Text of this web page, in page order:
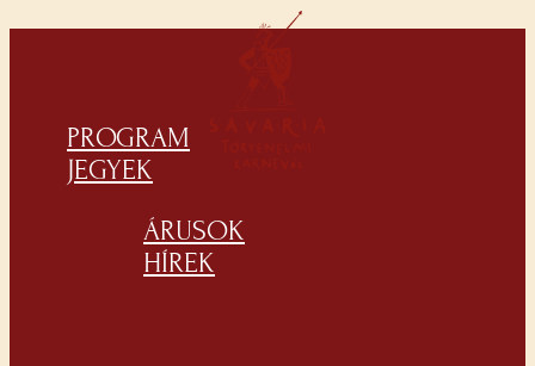
PROGRAM
JEGYEK
ÁRUSOK
HÍREK